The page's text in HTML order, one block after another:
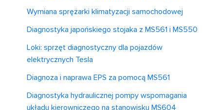
Wymiana sprężarki klimatyzacji samochodowej
Diagnostyka japońskiego stojaka z MS561 i MS550
Loki: sprzęt diagnostyczny dla pojazdów
elektrycznych Tesla
Diagnoza i naprawa EPS za pomocą MS561
Diagnostyka hydraulicznej pompy wspomagania
układu kierowniczego na stanowisku MS604